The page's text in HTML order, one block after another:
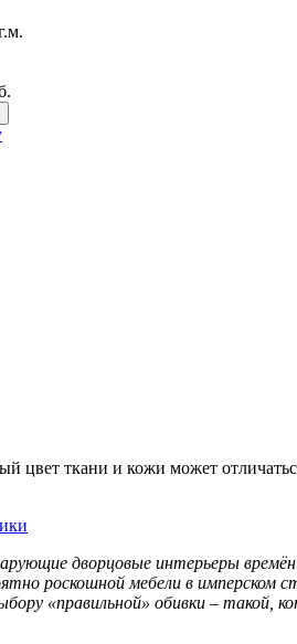
цвет ткани и кожи может
дворцовые интерьеры
роскошной мебели в
«правильной» обивки – такой,